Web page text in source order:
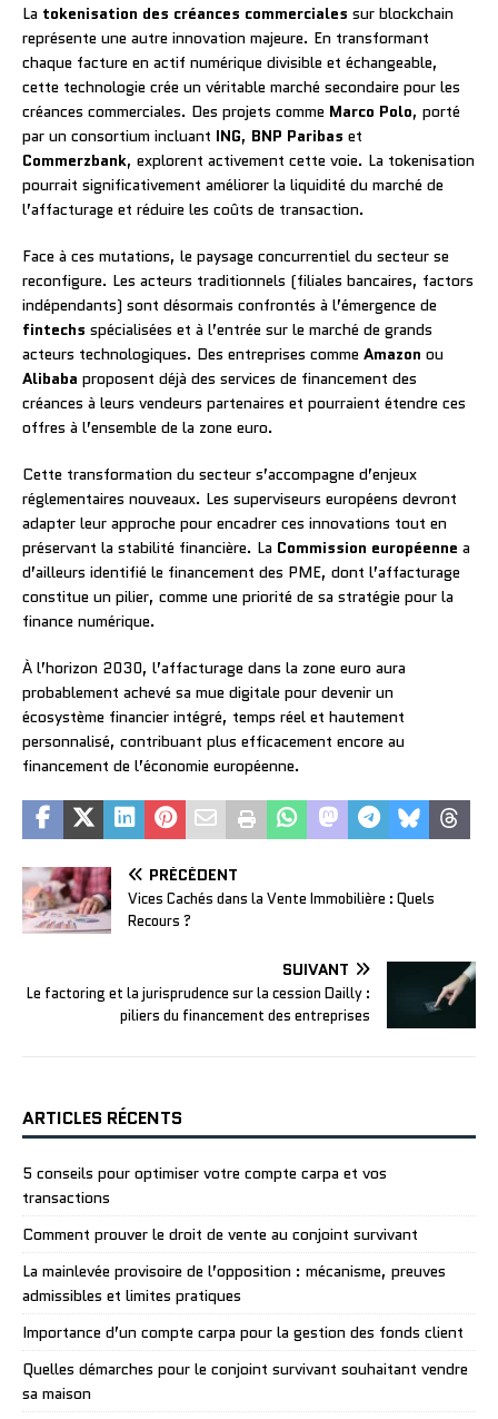
La tokenisation des créances commerciales sur blockchain
représente une autre innovation majeure. En transformant
chaque facture en actif numérique divisible et échangeable,
cette technologie crée un véritable marché secondaire pour les
créances commerciales. Des projets comme Marco Polo, porté
par un consortium incluant ING, BNP Paribas et
Commerzbank, explorent activement cette voie. La tokenisation
pourrait significativement améliorer la liquidité du marché de
l’affacturage et réduire les coûts de transaction.
Face à ces mutations, le paysage concurrentiel du secteur se
reconfigure. Les acteurs traditionnels (filiales bancaires, factors
indépendants) sont désormais confrontés à l’émergence de
fintechs spécialisées et à l’entrée sur le marché de grands
acteurs technologiques. Des entreprises comme Amazon ou
Alibaba proposent déjà des services de financement des
créances à leurs vendeurs partenaires et pourraient étendre ces
offres à l’ensemble de la zone euro.
Cette transformation du secteur s’accompagne d’enjeux
réglementaires nouveaux. Les superviseurs européens devront
adapter leur approche pour encadrer ces innovations tout en
préservant la stabilité financière. La Commission européenne a
d’ailleurs identifié le financement des PME, dont l’affacturage
constitue un pilier, comme une priorité de sa stratégie pour la
finance numérique.
À l’horizon 2030, l’affacturage dans la zone euro aura
probablement achevé sa mue digitale pour devenir un
écosystème financier intégré, temps réel et hautement
personnalisé, contribuant plus efficacement encore au
financement de l’économie européenne.
PRÉCÉDENT
Vices Cachés dans la Vente Immobilière : Quels
Recours ?
SUIVANT
Le factoring et la jurisprudence sur la cession Dailly :
piliers du financement des entreprises
ARTICLES RÉCENTS
5 conseils pour optimiser votre compte carpa et vos
transactions
Comment prouver le droit de vente au conjoint survivant
La mainlevée provisoire de l’opposition : mécanisme, preuves
admissibles et limites pratiques
Importance d’un compte carpa pour la gestion des fonds client
Quelles démarches pour le conjoint survivant souhaitant vendre
sa maison